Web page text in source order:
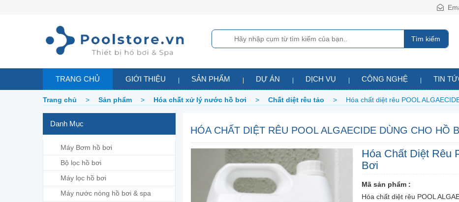
Tìm kiếm
TRANG CHỦ GIỚI THIỆU SẢN PHẨM DỰ ÁN DỊCH VỤ CÔNG NGHỆ TIN
Trang chủ > Sản phẩm > Hóa chất xử lý nước hồ bơi > Chất diệt rêu tảo > Hóa chất diệt rêu POOL
Danh Mục
Máy Bơm hồ bơi
Bộ lọc hồ bơi
Máy lọc hồ bơi
Máy nước nóng hồ bơi & spa
HÓA CHẤT DIỆT RÊU POOL ALGAECIDE DÙNG CHO HỒ
Hóa Chất Diệt Rêu
Bơi
Mã sản phẩm :
Hóa chất diệt rêu POOL